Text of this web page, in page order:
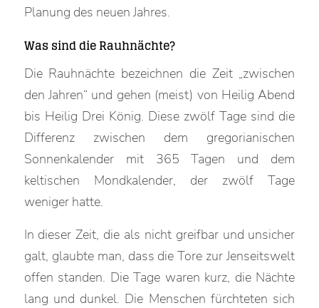
Planung des neuen Jahres.
Was sind die Rauhnächte?
Die Rauhnächte bezeichnen die Zeit „zwischen
den Jahren“ und gehen (meist) von Heilig Abend
bis Heilig Drei König. Diese zwölf Tage sind die
Differenz zwischen dem gregorianischen
Sonnenkalender mit 365 Tagen und dem
keltischen Mondkalender, der zwölf Tage
weniger hatte.
In dieser Zeit, die als nicht greifbar und unsicher
galt, glaubte man, dass die Tore zur Jenseitswelt
offen standen. Die Tage waren kurz, die Nächte
lang und dunkel. Die Menschen fürchteten sich